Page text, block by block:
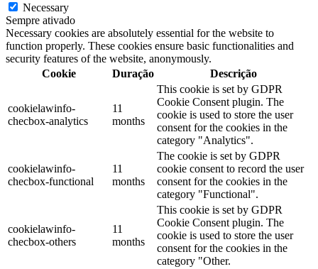
Necessary
Sempre ativado
Necessary cookies are absolutely essential for the website to
function properly. These cookies ensure basic functionalities and
security features of the website, anonymously.
Cookie
Duração Descrição
cookielawinfo-
checbox-analytics
11
months
This cookie is set by GDPR
Cookie Consent plugin. The
cookie is used to store the user
consent for the cookies in the
category "Analytics".
cookielawinfo-
checbox-functional
11
months
The cookie is set by GDPR
cookie consent to record the user
consent for the cookies in the
category "Functional".
cookielawinfo-
checbox-others
11
months
This cookie is set by GDPR
Cookie Consent plugin. The
cookie is used to store the user
consent for the cookies in the
category "Other.